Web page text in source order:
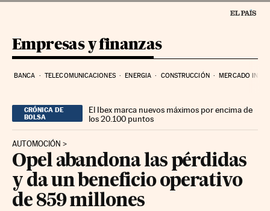
Empresas y finanzas
BANCA TELECOMUNICACIONES ENERGIA CONSTRUCCIÓN MERCADO
CRÓNICA DE
BOLSA
El Ibex marca nuevos máximos por encima de
los 20.100 puntos
AUTOMOCIÓN
Opel abandona las pérdidas
y da un beneficio operativo
de 859 millones